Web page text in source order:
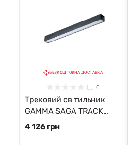
БЕЗКОШТОВНА ДОСТАВКА
0
Трековий світильник
GAMMA SAGA TRACK
MAGNETIC AZ5301
4 126 грн